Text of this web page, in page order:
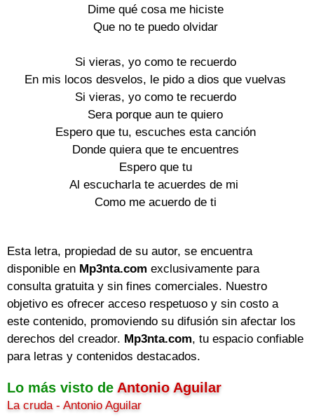
Dime qué cosa me hiciste
Que no te puedo olvidar
Si vieras, yo como te recuerdo
En mis locos desvelos, le pido a dios que vuelvas
Si vieras, yo como te recuerdo
Sera porque aun te quiero
Espero que tu, escuches esta canción
Donde quiera que te encuentres
Espero que tu
Al escucharla te acuerdes de mi
Como me acuerdo de ti
Esta letra, propiedad de su autor, se encuentra
disponible en Mp3nta.com exclusivamente para
consulta gratuita y sin fines comerciales. Nuestro
objetivo es ofrecer acceso respetuoso y sin costo a
este contenido, promoviendo su difusión sin afectar los
derechos del creador. Mp3nta.com, tu espacio confiable
para letras y contenidos destacados.
Lo más visto de Antonio Aguilar
La cruda - Antonio Aguilar